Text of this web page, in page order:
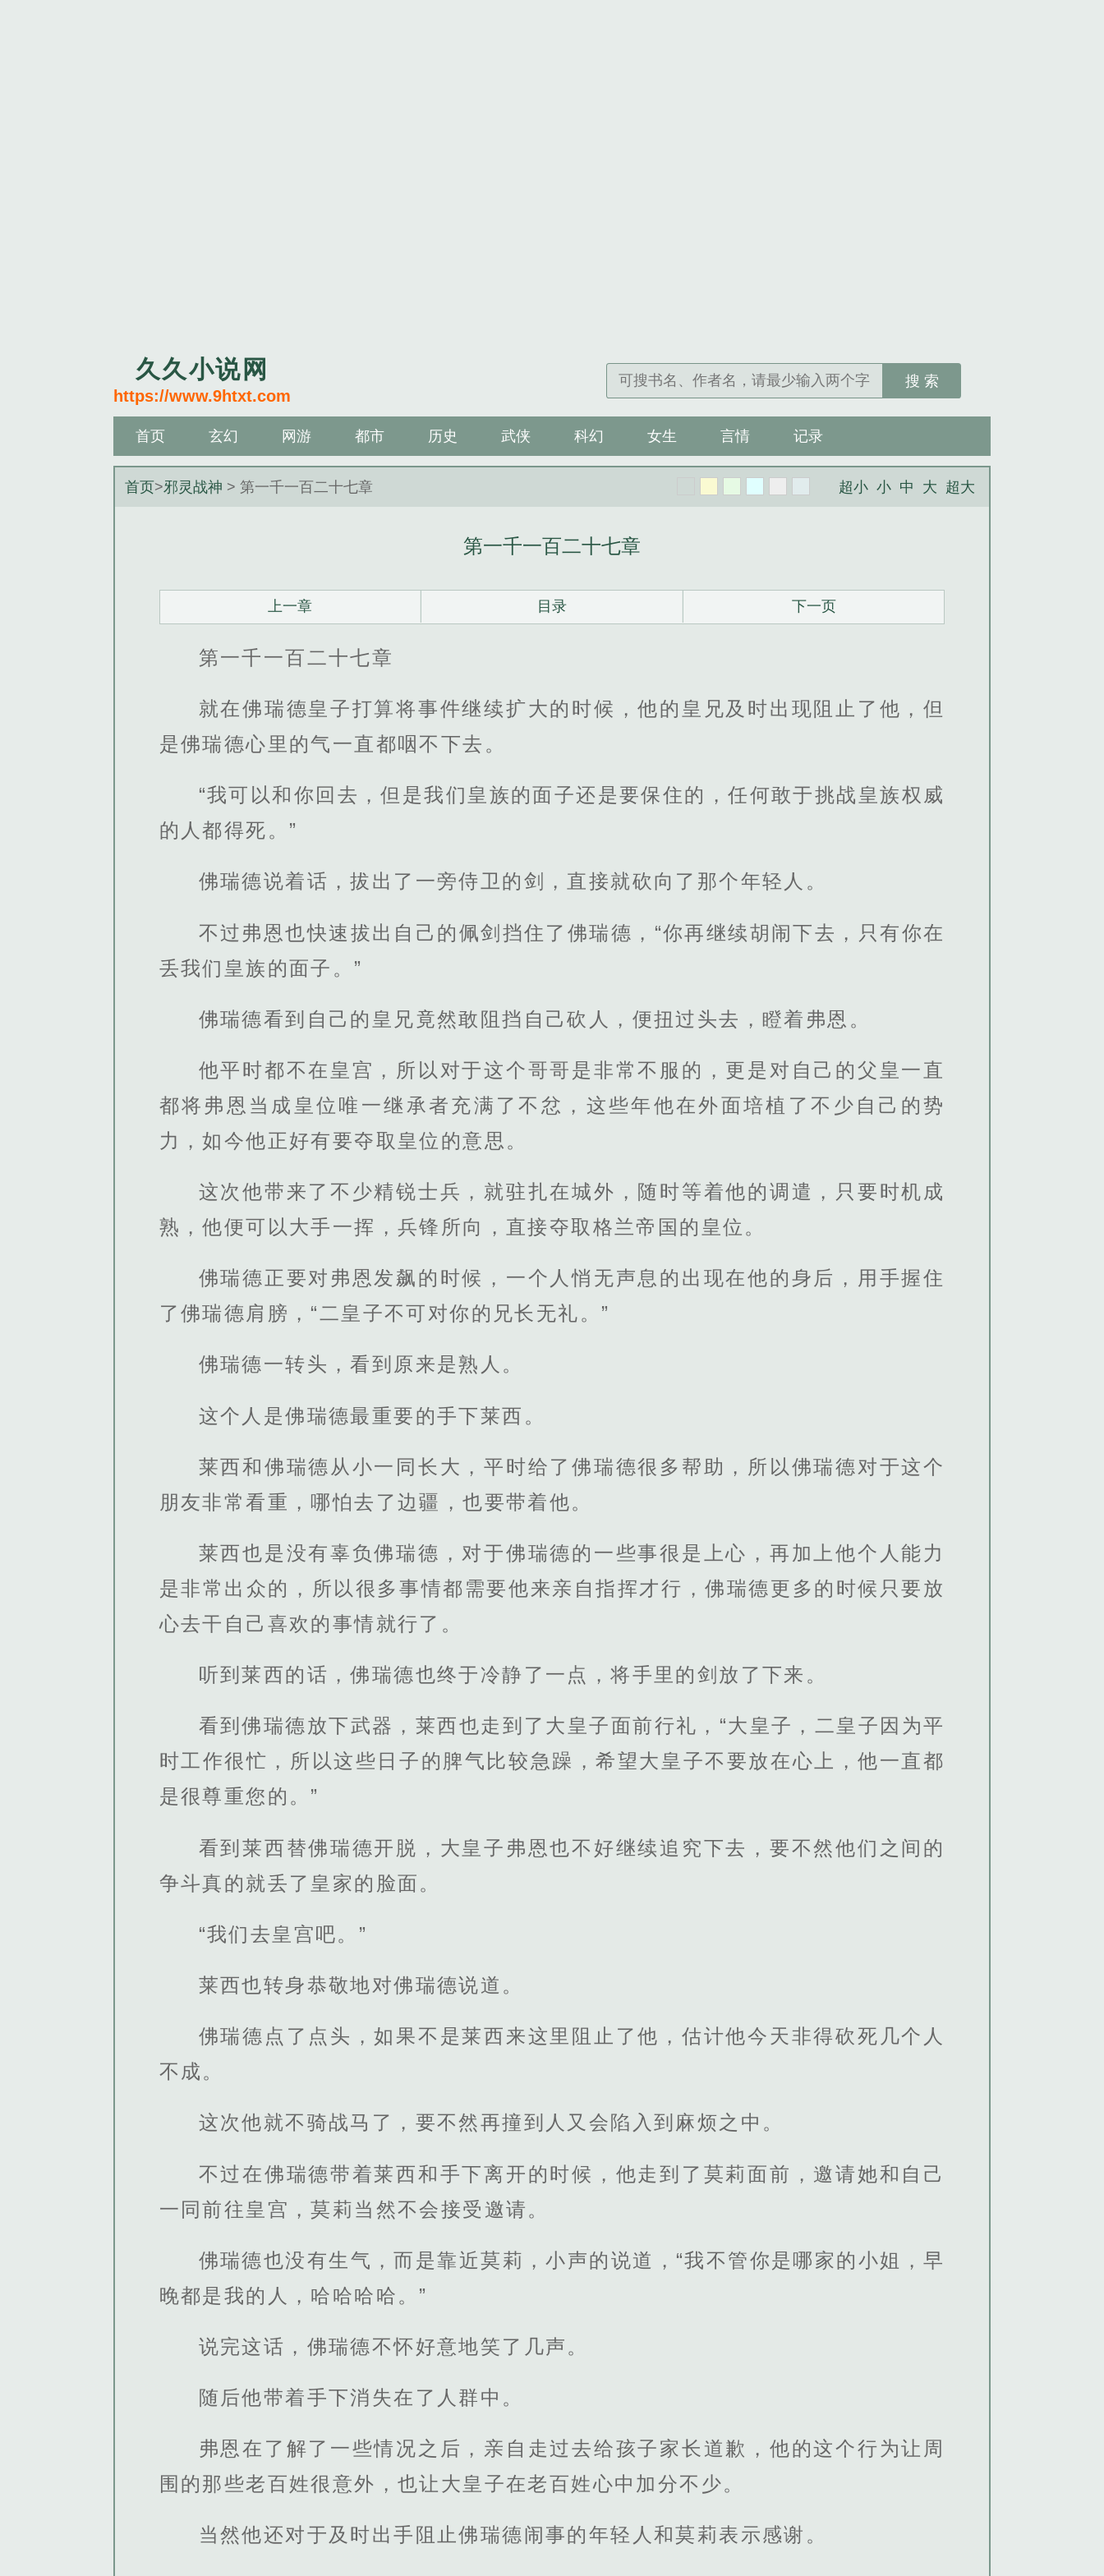
久久小说网
https://www.9htxt.com
搜 索
首页 玄幻 网游 都市 历史 武侠 科幻 女生 言情 记录
首页>邪灵战神 > 第一千一百二十七章 超小 小 中 大 超大
第一千一百二十七章
上一章 目录 下一页
第一千一百二十七章
就在佛瑞德皇子打算将事件继续扩大的时候，他的皇兄及时出现阻止了他，但
是佛瑞德心里的气一直都咽不下去。
“我可以和你回去，但是我们皇族的面子还是要保住的，任何敢于挑战皇族权威
的人都得死。”
佛瑞德说着话，拔出了一旁侍卫的剑，直接就砍向了那个年轻人。
不过弗恩也快速拔出自己的佩剑挡住了佛瑞德，“你再继续胡闹下去，只有你在
丢我们皇族的面子。”
佛瑞德看到自己的皇兄竟然敢阻挡自己砍人，便扭过头去，瞪着弗恩。
他平时都不在皇宫，所以对于这个哥哥是非常不服的，更是对自己的父皇一直
都将弗恩当成皇位唯一继承者充满了不忿，这些年他在外面培植了不少自己的势
力，如今他正好有要夺取皇位的意思。
这次他带来了不少精锐士兵，就驻扎在城外，随时等着他的调遣，只要时机成
熟，他便可以大手一挥，兵锋所向，直接夺取格兰帝国的皇位。
佛瑞德正要对弗恩发飙的时候，一个人悄无声息的出现在他的身后，用手握住
了佛瑞德肩膀，“二皇子不可对你的兄长无礼。”
佛瑞德一转头，看到原来是熟人。
这个人是佛瑞德最重要的手下莱西。
莱西和佛瑞德从小一同长大，平时给了佛瑞德很多帮助，所以佛瑞德对于这个
朋友非常看重，哪怕去了边疆，也要带着他。
莱西也是没有辜负佛瑞德，对于佛瑞德的一些事很是上心，再加上他个人能力
是非常出众的，所以很多事情都需要他来亲自指挥才行，佛瑞德更多的时候只要放
心去干自己喜欢的事情就行了。
听到莱西的话，佛瑞德也终于冷静了一点，将手里的剑放了下来。
看到佛瑞德放下武器，莱西也走到了大皇子面前行礼，“大皇子，二皇子因为平
时工作很忙，所以这些日子的脾气比较急躁，希望大皇子不要放在心上，他一直都
是很尊重您的。”
看到莱西替佛瑞德开脱，大皇子弗恩也不好继续追究下去，要不然他们之间的
争斗真的就丢了皇家的脸面。
“我们去皇宫吧。”
莱西也转身恭敬地对佛瑞德说道。
佛瑞德点了点头，如果不是莱西来这里阻止了他，估计他今天非得砍死几个人
不成。
这次他就不骑战马了，要不然再撞到人又会陷入到麻烦之中。
不过在佛瑞德带着莱西和手下离开的时候，他走到了莫莉面前，邀请她和自己
一同前往皇宫，莫莉当然不会接受邀请。
佛瑞德也没有生气，而是靠近莫莉，小声的说道，“我不管你是哪家的小姐，早
晚都是我的人，哈哈哈哈。”
说完这话，佛瑞德不怀好意地笑了几声。
随后他带着手下消失在了人群中。
弗恩在了解了一些情况之后，亲自走过去给孩子家长道歉，他的这个行为让周
围的那些老百姓很意外，也让大皇子在老百姓心中加分不少。
当然他还对于及时出手阻止佛瑞德闹事的年轻人和莫莉表示感谢。